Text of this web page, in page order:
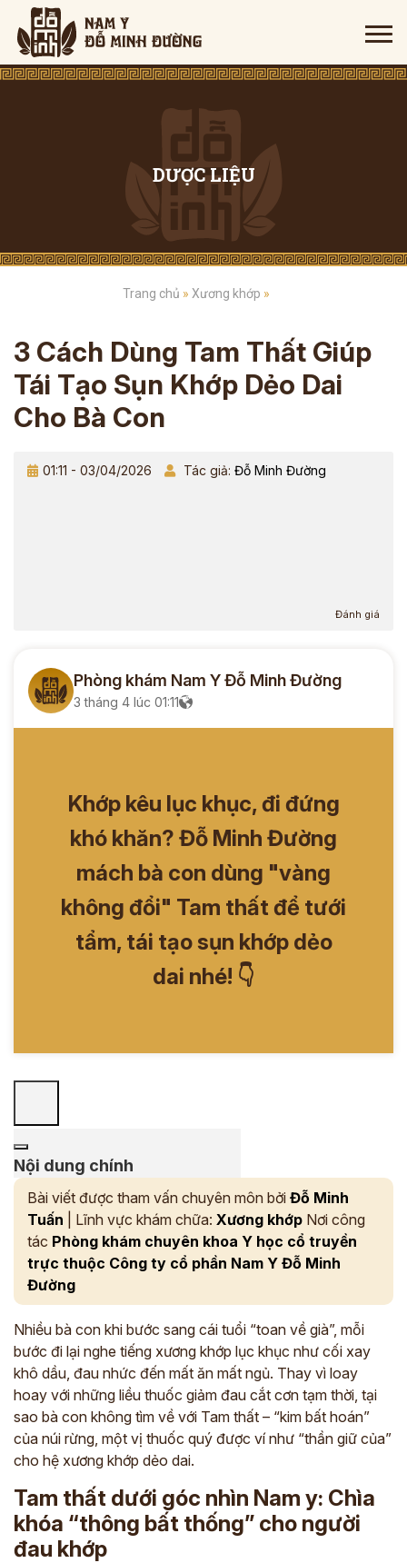
DƯỢC LIỆU
Trang chủ » Xương khớp »
3 Cách Dùng Tam Thất Giúp
Tái Tạo Sụn Khớp Dẻo Dai
Cho Bà Con
01:11 - 03/04/2026 Tác giả: Đỗ Minh Đường
Đánh giá
Phòng khám Nam Y Đỗ Minh Đường
3 tháng 4 lúc 01:11
Khớp kêu lục khục, đi đứng
khó khăn? Đỗ Minh Đường
mách bà con dùng "vàng
không đổi" Tam thất để tưới
tẩm, tái tạo sụn khớp dẻo
dai nhé! 👇
Nội dung chính
Bài viết được tham vấn chuyên môn bởi Đỗ Minh
Tuấn | Lĩnh vực khám chữa: Xương khớp Nơi công
tác Phòng khám chuyên khoa Y học cổ truyền
trực thuộc Công ty cổ phần Nam Y Đỗ Minh
Đường
Nhiều bà con khi bước sang cái tuổi “toan về già”, mỗi
bước đi lại nghe tiếng xương khớp lục khục như cối xay
khô dầu, đau nhức đến mất ăn mất ngủ. Thay vì loay
hoay với những liều thuốc giảm đau cắt cơn tạm thời, tại
sao bà con không tìm về với Tam thất – “kim bất hoán”
của núi rừng, một vị thuốc quý được ví như “thần giữ của”
cho hệ xương khớp dẻo dai.
Tam thất dưới góc nhìn Nam y: Chìa
khóa “thông bất thống” cho người
đau khớp